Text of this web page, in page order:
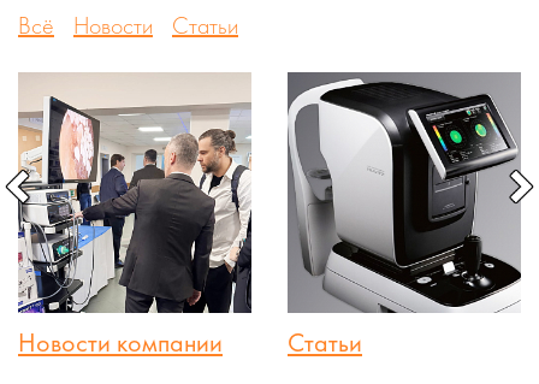
Всё Новости Статьи
Новости компании Статьи